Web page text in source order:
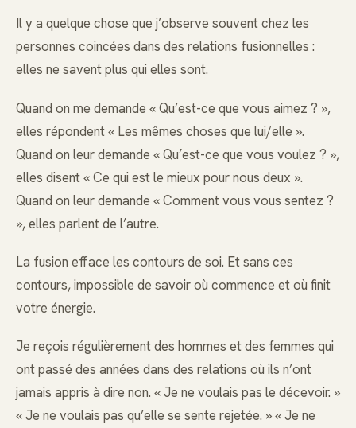
Il y a quelque chose que j’observe souvent chez les
personnes coincées dans des relations fusionnelles :
elles ne savent plus qui elles sont.
Quand on me demande « Qu’est-ce que vous aimez ? »,
elles répondent « Les mêmes choses que lui/elle ».
Quand on leur demande « Qu’est-ce que vous voulez ? »,
elles disent « Ce qui est le mieux pour nous deux ».
Quand on leur demande « Comment vous vous sentez ?
», elles parlent de l’autre.
La fusion efface les contours de soi. Et sans ces
contours, impossible de savoir où commence et où finit
votre énergie.
Je reçois régulièrement des hommes et des femmes qui
ont passé des années dans des relations où ils n’ont
jamais appris à dire non. « Je ne voulais pas le décevoir. »
« Je ne voulais pas qu’elle se sente rejetée. » « Je ne